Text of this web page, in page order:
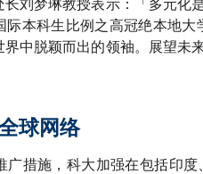
本科生比例之高冠绝本地
中脱颖而出的领袖。展望
球网络
广措施，科大加强在包括印